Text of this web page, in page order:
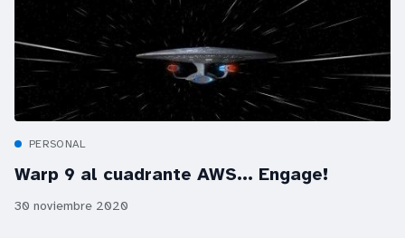
PERSONAL
Warp 9 al cuadrante AWS... Engage!
30 noviembre 2020